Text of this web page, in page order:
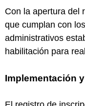
Con la apertura del
que cumplan con
administrativos
habilitación para
Implementación